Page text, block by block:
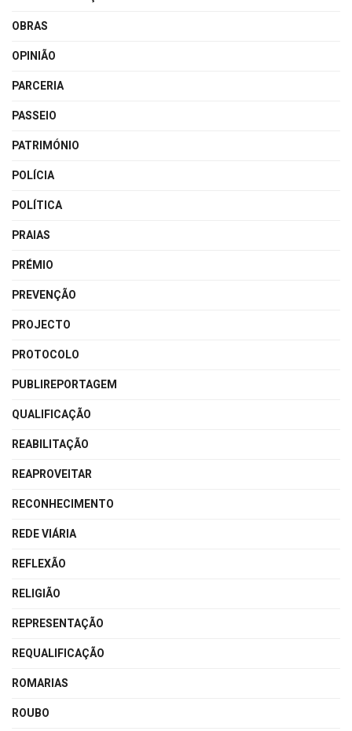
OBRAS
OPINIÃO
PARCERIA
PASSEIO
PATRIMÓNIO
POLÍCIA
POLÍTICA
PRAIAS
PRÉMIO
PREVENÇÃO
PROJECTO
PROTOCOLO
PUBLIREPORTAGEM
QUALIFICAÇÃO
REABILITAÇÃO
REAPROVEITAR
RECONHECIMENTO
REDE VIÁRIA
REFLEXÃO
RELIGIÃO
REPRESENTAÇÃO
REQUALIFICAÇÃO
ROMARIAS
ROUBO